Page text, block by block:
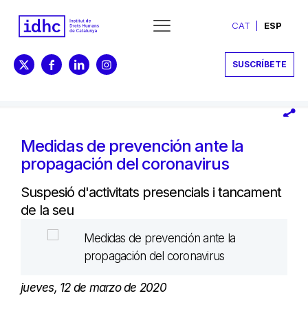
CAT ESP
SUSCRÍBETE
Medidas de prevención ante la
propagación del coronavirus
Suspesió d'activitats presencials i tancament
de la seu
jueves, 12 de marzo de 2020